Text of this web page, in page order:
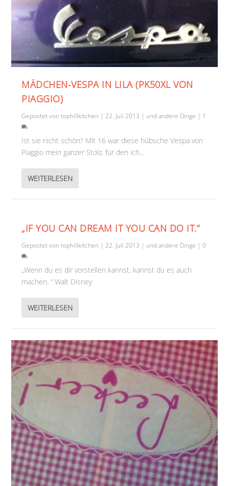
MÄDCHEN-VESPA IN LILA (PK50XL VON
PIAGGIO)
Gepostet vontophillkitchen |22. Juli 2013 | und andere Dinge | 1
Ist sie nicht schön? Mit 16 war diese hübsche Vespa von
Piaggio mein ganzer Stolz, für den ich...
WEITERLESEN
„IF YOU CAN DREAM IT YOU CAN DO IT.“
Gepostet vontophillkitchen |22. Juli 2013 | und andere Dinge |0
„Wenn du es dir vorstellen kannst, kannst du es auch
machen. “ Walt Disney
WEITERLESEN